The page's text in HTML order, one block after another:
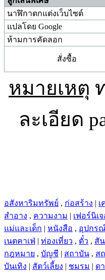
นาฬิกาตกแต่งเว็บไซต์
แปลโดย Google
ห้ามการคัดลอก
สั่งซื้อ
หมายเหตุ
ละเอียด
อสังหาริมทรัพย์ , ก่อสร้าง | เ
สำอาง , ความงาม | เฟอร์นิเ
แม่และเด็ก | หนังสือ , อุปกร
เนตคาเฟ่ | ท่องเที่ยว , ตั๋ว , สั
กฎหมาย , บัญชี | สถาบัน , ส
บันเทิง | สัตว์เลี้ยง | ชมรม | ด